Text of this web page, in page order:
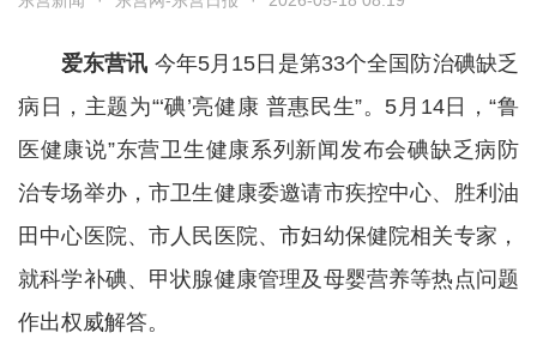
爱东营讯 今年5月15日是第33个全国防治碘缺乏
病日，主题为“‘碘’亮健康 普惠民生”。5月14日，“鲁
医健康说”东营卫生健康系列新闻发布会碘缺乏病防
治专场举办，市卫生健康委邀请市疾控中心、胜利油
田中心医院、市人民医院、市妇幼保健院相关专家，
就科学补碘、甲状腺健康管理及母婴营养等热点问题
作出权威解答。